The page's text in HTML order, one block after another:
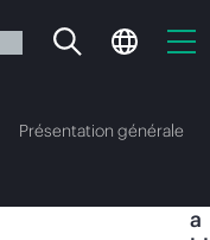
Présentation générale
a